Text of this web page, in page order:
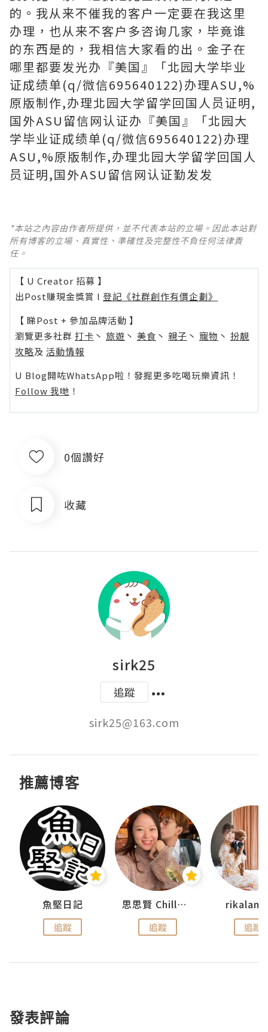
的。我从来不催我的客户一定要在我这里
办理，也从来不客户多咨询几家，毕竟谁
的东西是的，我相信大家看的出。金子在
哪里都要发光办『美国』「北园大学毕业
证成绩单(q/微信695640122)办理ASU,%
原版制作,办理北园大学留学回国人员证明,
国外ASU留信网认证办『美国』「北园大
学毕业证成绩单(q/微信695640122)办理
ASU,%原版制作,办理北园大学留学回国人
员证明,国外ASU留信网认证勤发发
*本站之內容由作者所提供，並不代表本站的立場。因此本站對
所有博客的立場、真實性、準確性及完整性不負任何法律責
任。
【 U Creator 招募 】
出Post賺現金獎賞 l 登記《社群創作有價企劃》
【 睇Post + 參加品牌活動 】
瀏覽更多社群 打卡 丶 旅遊 丶 美食 丶 親子 丶 寵物 丶 扮靚
攻略及 活動情報
U Blog開咗WhatsApp啦！發掘更多吃喝玩樂資訊！
Follow 我哋 ！
0個讚好
收藏
sirk25
追蹤
sirk25@163.com
推薦博客
魚堅日記
追蹤
思思賢 ChillMyBabe
追蹤 追蹤
發表評論